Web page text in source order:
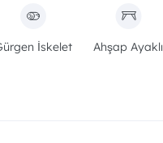
İskelet Ahşap Ayaklı